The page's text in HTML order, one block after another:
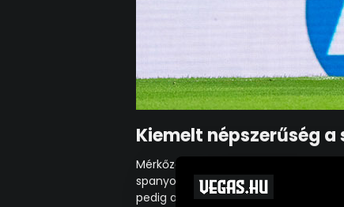
Kiemelt népszerűség
Mérkőzéseik nézőszám és fogadói
spanyol klub, a Real Madrid és az
pedig azt látjuk, hogy hatalmas az